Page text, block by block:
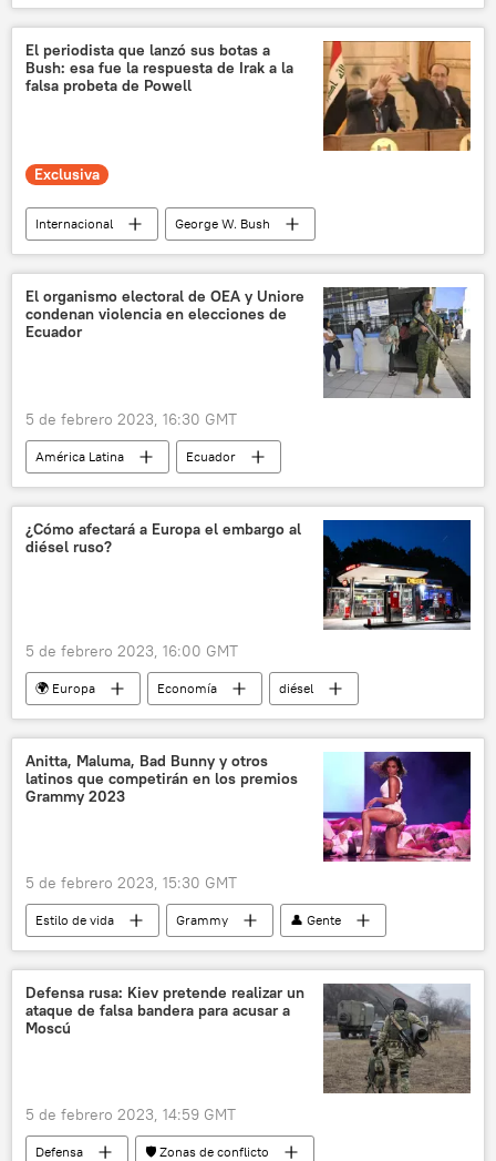
📰 Incidente del globo chino en EEUU globo
El periodista que lanzó sus botas a
Bush: esa fue la respuesta de Irak a la
falsa probeta de Powell
Exclusiva
Internacional
George W. Bush
EEUU
Irak
🛡️ Zonas de conflicto
🌍 Oriente Medio
💬 Opinión y Análisis
🛡️ Historias militares
Guerra de Irak (2003)
El organismo electoral de OEA y Uniore
condenan violencia en elecciones de
Ecuador
5 de febrero 2023, 16:30 GMT
América Latina
Ecuador
Organización de Estados Americanos (OEA)
¿Cómo afectará a Europa el embargo al
diésel ruso?
5 de febrero 2023, 16:00 GMT
🌍 Europa Economía
diésel
📈 Mercados y finanzas
📰 Consecuencias económicas de las sanciones occidentales contra Rusia
Anitta, Maluma, Bad Bunny y otros
latinos que competirán en los premios
Grammy 2023
5 de febrero 2023, 15:30 GMT
Estilo de vida Grammy
👤 Gente
EEUU
música 🎭 Arte y cultura
Defensa rusa: Kiev pretende realizar un
ataque de falsa bandera para acusar a
Moscú
5 de febrero 2023, 14:59 GMT
Defensa
🛡️ Zonas de conflicto